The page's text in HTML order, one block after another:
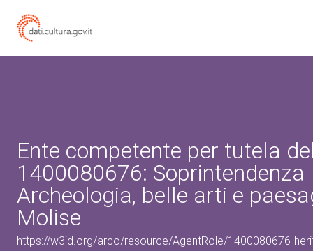
Ente competente per tutela
1400080676: Soprintendenza
Archeologia, belle arti e
Molise
https://w3id.org/arco/resource/AgentRole/1400080676-